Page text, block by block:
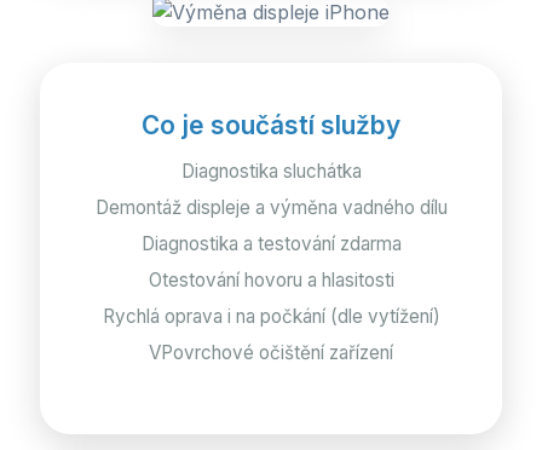
Co je součástí služby
Diagnostika sluchátka
Demontáž displeje a výměna vadného dílu
Diagnostika a testování zdarma
Otestování hovoru a hlasitosti
Rychlá oprava i na počkání (dle vytížení)
VPovrchové očištění zařízení